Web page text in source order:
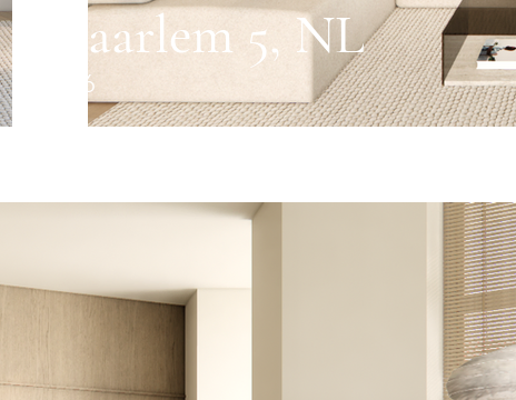
Haarlem 5, NL
2026